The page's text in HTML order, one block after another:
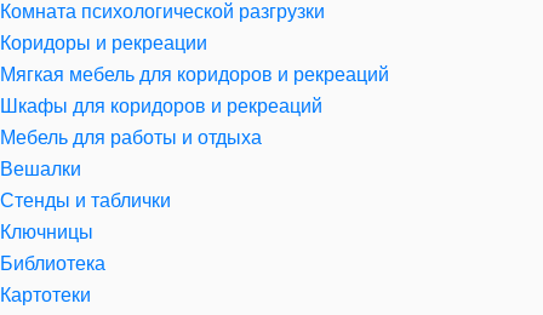
Комната психологической разгрузки
Коридоры и рекреации
Мягкая мебель для коридоров и рекреаций
Шкафы для коридоров и рекреаций
Мебель для работы и отдыха
Вешалки
Стенды и таблички
Ключницы
Библиотека
Картотеки